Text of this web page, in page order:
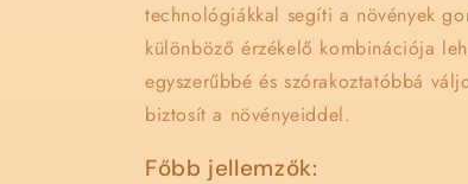
technológiákkal segíti a növények
különböző érzékelő kombinációja
egyszerűbbé és szórakoztatóbbá
biztosít a növényeiddel.
Főbb jellemzők: